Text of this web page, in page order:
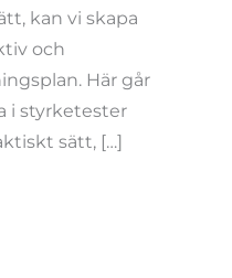
kan vi skapa
och
Här går
i styrketester
sätt, […]
i Praktiken